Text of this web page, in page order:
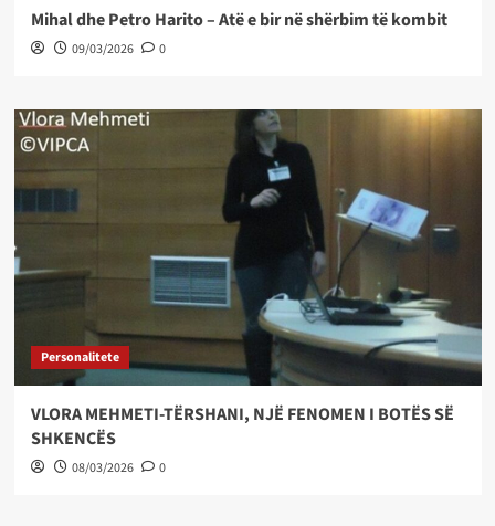
Mihal dhe Petro Harito – Atë e bir në shërbim të kombit
09/03/2026 0
Personalitete
VLORA MEHMETI-TËRSHANI, NJË FENOMEN I BOTËS SË
SHKENCËS
08/03/2026 0